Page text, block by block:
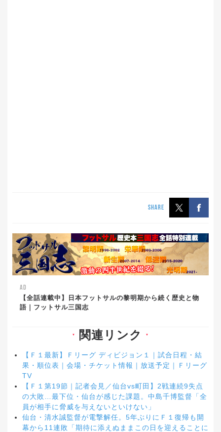
SHARE
AD
【全話連載中】日本フットサルの黎明期から続く歴史と物
語｜フットサル三国志
▼ 関連リンク ▼
【Ｆ１最新】Ｆリーグ ディビジョン１｜試合日程・結
果・順位表｜会場・チケット情報｜放送予定｜Ｆリーグ
TV
【Ｆ１第19節｜記者会見／仙台vs町田】2戦連続9失点
の大敗…最下位・仙台が感じた課題。中島千博監督「全
員が相手に脅威を与えないといけない」
仙台・清水誠監督が電撃解任。5年ぶりにＦ１復帰も開
幕から11連敗「期待に添えぬままこの日を迎えることに